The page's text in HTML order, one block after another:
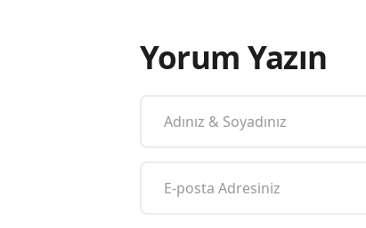
Yorum Yazın